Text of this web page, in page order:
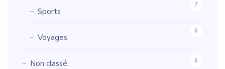
Sports
7
Voyages
6
Non classé 6